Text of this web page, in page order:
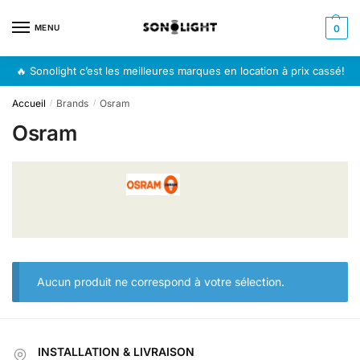
MENU 0
🔥 Sonolight c’est les meilleures marques en location à prix cassé!
Accueil / Brands / Osram
Osram
Aucun produit ne correspond à votre sélection.
INSTALLATION & LIVRAISON